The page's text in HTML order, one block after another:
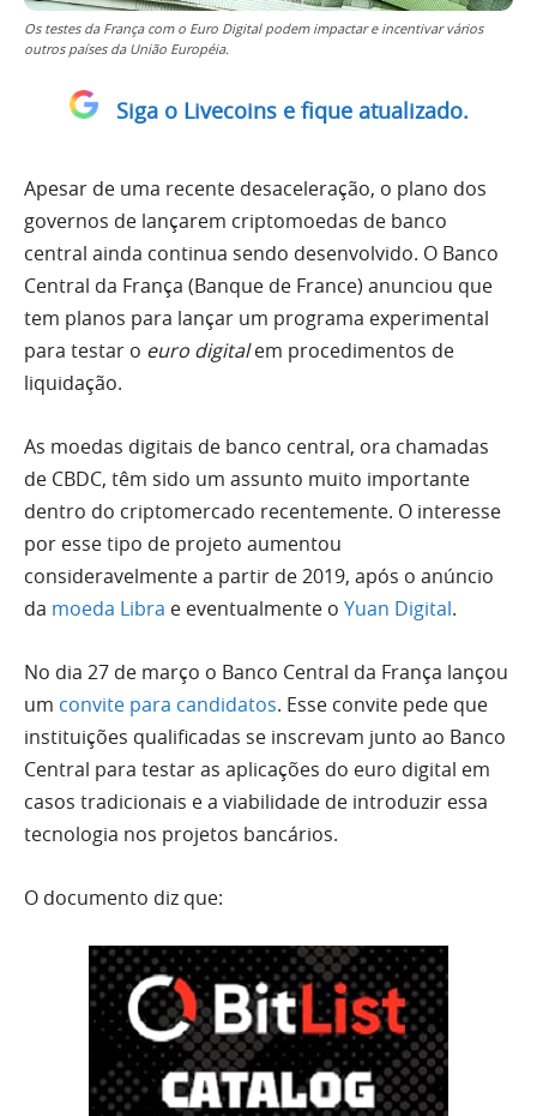
Os testes da França com o Euro Digital podem impactar e incentivar vários
outros países da União Européia.
Siga o Livecoins e fique atualizado.
Apesar de uma recente desaceleração, o plano dos
governos de lançarem criptomoedas de banco
central ainda continua sendo desenvolvido. O Banco
Central da França (Banque de France) anunciou que
tem planos para lançar um programa experimental
para testar o euro digitalem procedimentos de
liquidação.
As moedas digitais de banco central, ora chamadas
de CBDC, têm sido um assunto muito importante
dentro do criptomercado recentemente. O interesse
por esse tipo de projeto aumentou
consideravelmente a partir de 2019, após o anúncio
da moeda Libra e eventualmente o Yuan Digital.
No dia 27 de março o Banco Central da França lançou
um convite para candidatos. Esse convite pede que
instituições qualificadas se inscrevam junto ao Banco
Central para testar as aplicações do euro digital em
casos tradicionais e a viabilidade de introduzir essa
tecnologia nos projetos bancários.
O documento diz que: